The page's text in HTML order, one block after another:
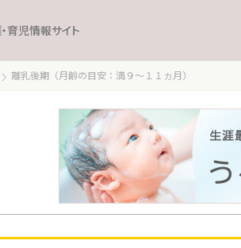
育児情報サイト
離乳後期（月齢の目安：満９～１１ヵ月）